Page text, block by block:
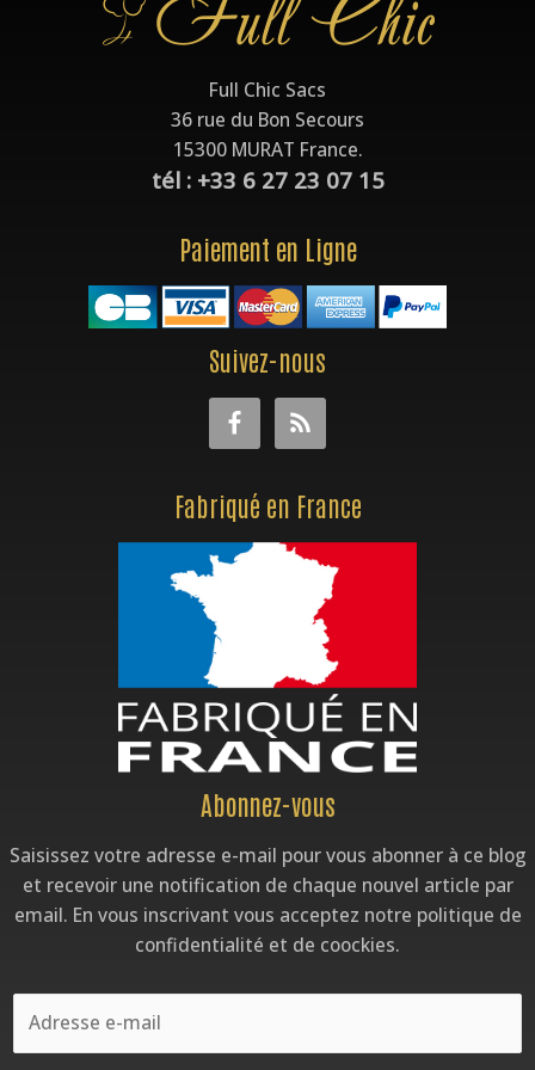
Full Chic Sacs
36 rue du Bon Secours
15300 MURAT France.
tél : +33 6 27 23 07 15
Paiement en Ligne
Suivez-nous
Fabriqué en France
Abonnez-vous
Saisissez votre adresse e-mail pour vous abonner à ce blog
et recevoir une notification de chaque nouvel article par
email. En vous inscrivant vous acceptez notre politique de
confidentialité et de coockies.
mail